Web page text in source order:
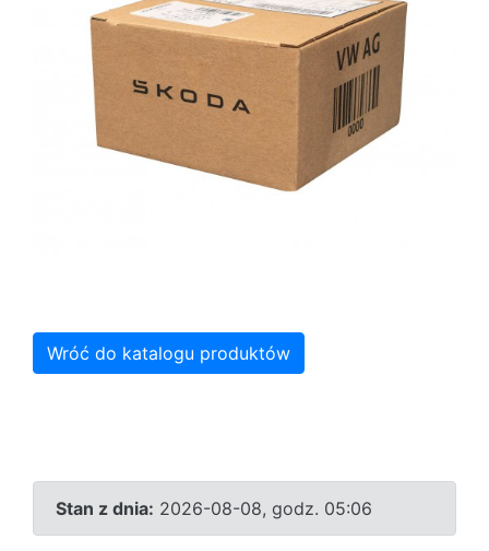
Wróć do katalogu produktów
Stan z dnia: 2026-08-08, godz. 05:06